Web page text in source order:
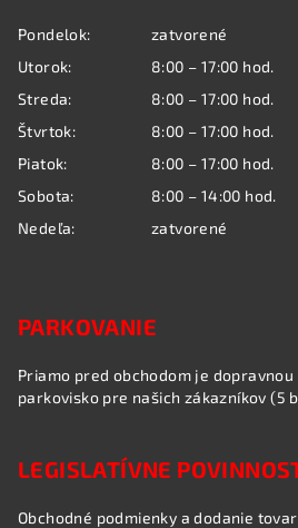
Pondelok:
zatvorené
Utorok:
8:00 – 17:00 hod.
Streda:
8:00 – 17:00 hod.
Štvrtok:
8:00 – 17:00 hod.
Piatok:
8:00 – 17:00 hod.
Sobota:
8:00 – 14:00 hod.
Nedeľa:
zatvorené
PARKOVANIE
Priamo pred obchodom je
parkovisko pre našich zákazníkov (5
LEGISLATÍVNE
Obchodné podmienky a dodanie